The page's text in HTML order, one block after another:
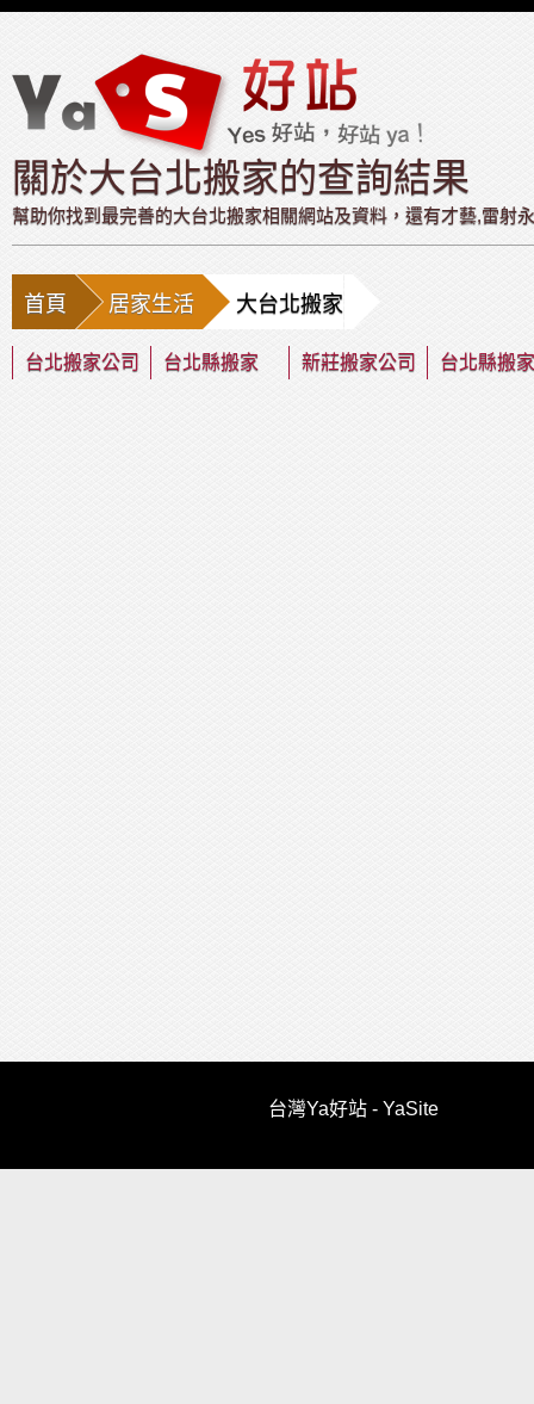
關於大台北搬家的查詢結果
幫助你找到最完善的大台北搬家相關網站及資料，還有才藝,雷射
首頁 居家生活 大台北搬家
台北搬家公司 台北縣搬家 新莊搬家公司
台北縣搬
台灣Ya好站 - YaSite